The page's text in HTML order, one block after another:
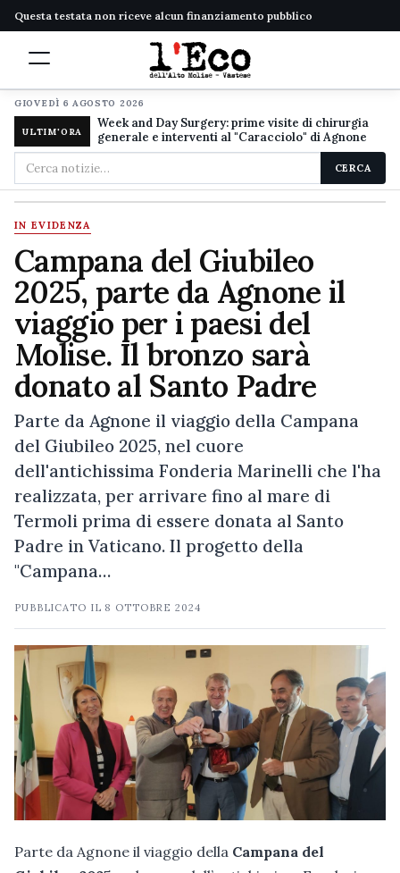
Questa testata non riceve alcun finanziamento pubblico
GIOVEDÌ 6 AGOSTO 2026
ULTIM'ORA
Week and Day Surgery: prime visite di chirurgia
generale e interventi al "Caracciolo" di Agnone
Cerca
nel
sito
CERCA
IN EVIDENZA
Campana del Giubileo
2025, parte da Agnone il
viaggio per i paesi del
Molise. Il bronzo sarà
donato al Santo Padre
Parte da Agnone il viaggio della Campana
del Giubileo 2025, nel cuore
dell'antichissima Fonderia Marinelli che l'ha
realizzata, per arrivare fino al mare di
Termoli prima di essere donata al Santo
Padre in Vaticano. Il progetto della
"Campana…
PUBBLICATO IL 8 OTTOBRE 2024
Parte da Agnone il viaggio della Campana del